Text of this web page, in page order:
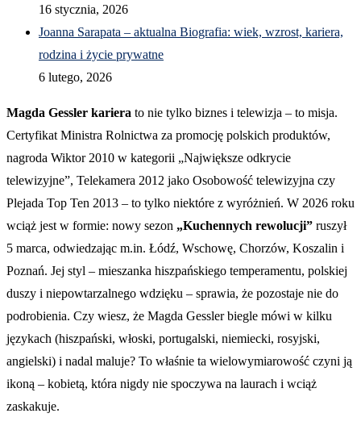
16 stycznia, 2026
Joanna Sarapata – aktualna Biografia: wiek, wzrost, kariera,
rodzina i życie prywatne
6 lutego, 2026
Magda Gessler kariera to nie tylko biznes i telewizja – to misja.
Certyfikat Ministra Rolnictwa za promocję polskich produktów,
nagroda Wiktor 2010 w kategorii „Największe odkrycie
telewizyjne”, Telekamera 2012 jako Osobowość telewizyjna czy
Plejada Top Ten 2013 – to tylko niektóre z wyróżnień. W 2026 roku
wciąż jest w formie: nowy sezon „Kuchennych rewolucji” ruszył
5 marca, odwiedzając m.in. Łódź, Wschowę, Chorzów, Koszalin i
Poznań. Jej styl – mieszanka hiszpańskiego temperamentu, polskiej
duszy i niepowtarzalnego wdzięku – sprawia, że pozostaje nie do
podrobienia. Czy wiesz, że Magda Gessler biegle mówi w kilku
językach (hiszpański, włoski, portugalski, niemiecki, rosyjski,
angielski) i nadal maluje? To właśnie ta wielowymiarowość czyni ją
ikoną – kobietą, która nigdy nie spoczywa na laurach i wciąż
zaskakuje.